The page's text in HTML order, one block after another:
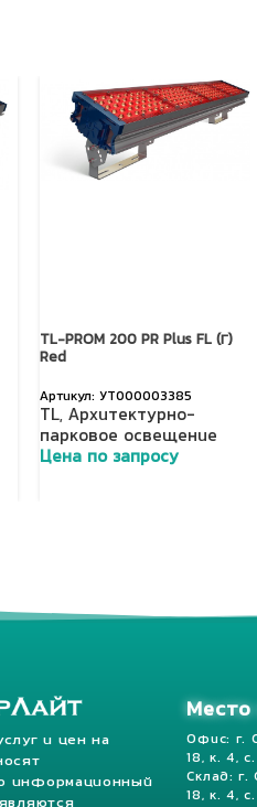
TL-PROM 200 PR Plus FL (Г)
Red
УТ000003385
TL, Архитектурно-
парковое освещение
Цена по запросу
и цен на
информационный
Место
Офис: г.
18, к. 4,
Склад: г.
18, к. 4, с.